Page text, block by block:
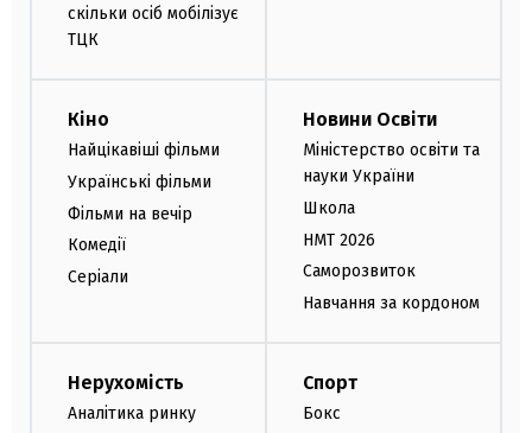
скільки осіб мобілізує
ТЦК
Кіно
Найцікавіші фільми
Українські фільми
Фільми на вечір
Комедії
Серіали
Новини Освіти
Міністерство освіти та
науки України
Школа
НМТ 2026
Саморозвиток
Навчання за кордоном
Нерухомість
Аналітика ринку
Спорт
Бокс